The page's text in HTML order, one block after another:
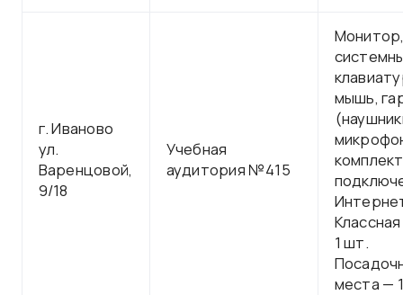
г. Иваново
ул.
Варенцовой,
9/18
Учебная
аудитория №415
мышь,
1 шт.
места —